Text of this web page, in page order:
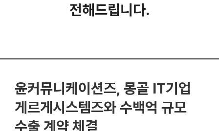
전해드립니다.
윤커뮤니케이션즈, 몽골 IT기업
게르게시스템즈와 수백억 규모
수출 계약 체결